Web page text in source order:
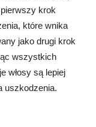
krok
które wnika
jako drugi krok
wszystkich
włosy są lepiej
uszkodzenia.